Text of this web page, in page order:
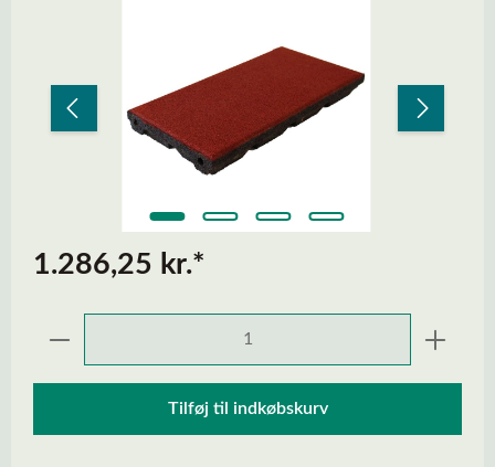
1.286,25 kr.*
Produktmængde: Indtast den ønskede
Tilføj til indkøbskurv